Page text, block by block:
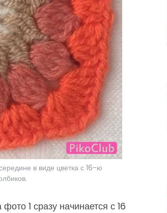
в виде цветка с 16-ю
1 сразу начинается с 16